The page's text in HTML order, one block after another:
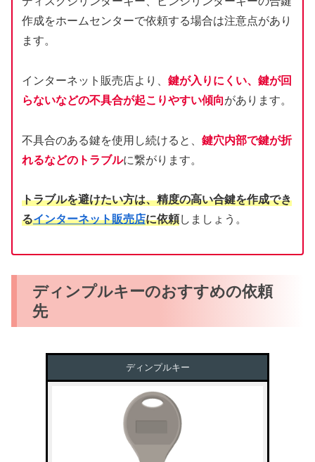
作成をホームセンターで依頼する場合は注意点があり
ます。
インターネット販売店より、 鍵が入りにくい、鍵が回
らないなどの不具合が起こりやすい傾向があります。
不具合のある鍵を使用し続けると、 鍵穴内部で鍵が折
れるなどのトラブルに繋がります。
トラブルを避けたい方は、精度の高い合鍵を作成でき
るインターネット販売店に依頼しましょう。
ディンプルキーのおすすめの依頼
先
ディンプルキー